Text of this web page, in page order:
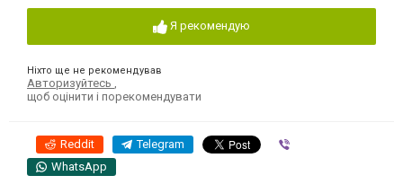
Я рекомендую
Ніхто ще не рекомендував
Авторизуйтесь
щоб оцінити і порекомендувати
Reddit Telegram
WhatsApp